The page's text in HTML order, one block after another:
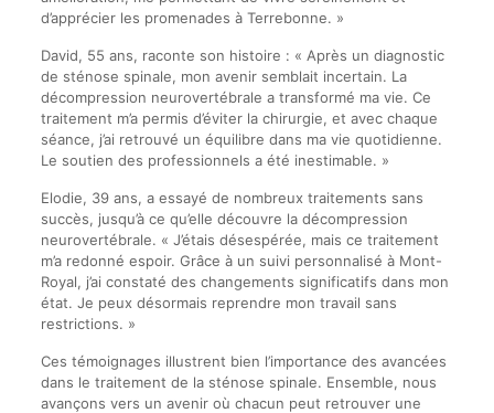
d’apprécier les promenades à Terrebonne. »
David, 55 ans, raconte son histoire : « Après un diagnostic
de sténose spinale, mon avenir semblait incertain. La
décompression neurovertébrale a transformé ma vie. Ce
traitement m’a permis d’éviter la chirurgie, et avec chaque
séance, j’ai retrouvé un équilibre dans ma vie quotidienne.
Le soutien des professionnels a été inestimable. »
Elodie, 39 ans, a essayé de nombreux traitements sans
succès, jusqu’à ce qu’elle découvre la décompression
neurovertébrale. « J’étais désespérée, mais ce traitement
m’a redonné espoir. Grâce à un suivi personnalisé à Mont-
Royal, j’ai constaté des changements significatifs dans mon
état. Je peux désormais reprendre mon travail sans
restrictions. »
Ces témoignages illustrent bien l’importance des avancées
dans le traitement de la sténose spinale. Ensemble, nous
avançons vers un avenir où chacun peut retrouver une